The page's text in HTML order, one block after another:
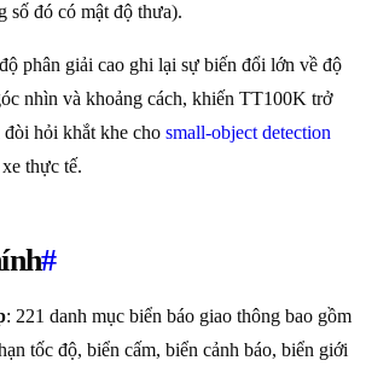
số đó có mật độ thưa).
độ phân giải cao ghi lại sự biến đổi lớn về độ
nhìn và khoảng cách, khiến TT100K trở
hỏi khắt khe cho small-object detection
thực tế.
#
: 221 danh mục biển báo giao thông bao gồm
tốc độ, biển cấm, biển cảnh báo, biển giới